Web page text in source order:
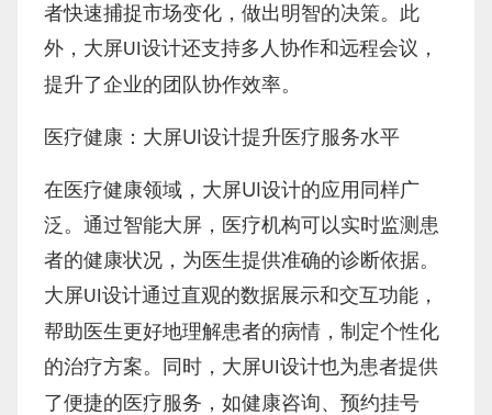
者快速捕捉市场变化，做出明智的决策。此
外，大屏UI 设计还支持多人协作和远程会议，
提升了企业的团队协作效率。
医疗健康：大屏UI设计提升医疗服务水平
在医疗健康领域，大屏UI设计的应用同样广
泛。通过智能大屏，医疗机构可以实时监测患
者的健康状况，为医生提供准确的诊断依据。
大屏UI 设计通过直观的数据展示和交互功能，
帮助医生更好地理解患者的病情，制定个性化
的治疗方案。同时，大屏UI 设计也为患者提供
了便捷的医疗服务，如健康咨询、预约挂号